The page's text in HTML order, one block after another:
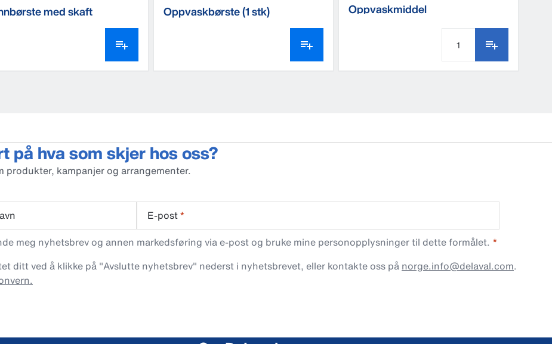
med skaft Oppvaskbørste (1 stk) Oppvaskmiddel
på hva som skjer hos oss?
produkter, kampanjer og arrangementer.
E-post*
meg nyhetsbrev og annen markedsføring via e-post og bruke mine personopplysninger til dette formålet.
ditt ved å klikke på "Avslutte nyhetsbrev" nederst i nyhetsbrevet, eller kontakte oss på norge.info@delaval.com.